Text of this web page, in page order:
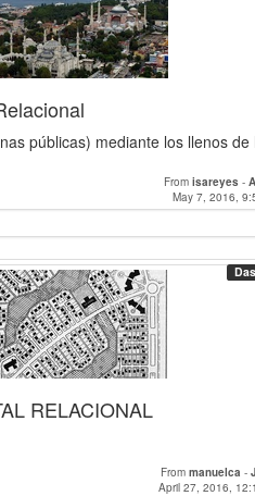
públicas) mediante los llenos de
From isareyes -
May 7, 2016,
RELACIONAL
From manuelca -
April 27, 2016,